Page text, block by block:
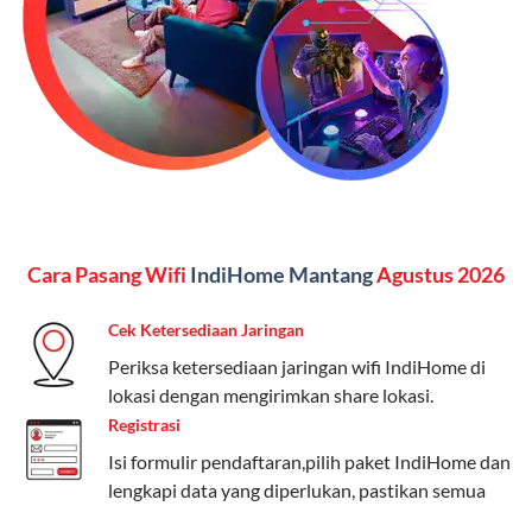
Kelebihan:Paket lengkap untuk pengguna yang
menginginkan internet, komunikasi, dan hiburan
(streaming & TV) dalam satu paket.
Paket Dynamic IP
keluarga, nelpon & SMS semua operator, dan akses
Kelebihan:
Cocok untuk pengguna yang membutuhkan
koneksi internet cepat dan stabil dengan fleksibilitas
kuota. Pilihan harga bervariasi sesuai kebutuhan.
Telkomsel One menyediakan pilihan paket yang
beragam, mulai dari paket hemat hingga premium.
Cara Pasang Wifi IndiHome MantangAgustus 2026
Cek Ketersediaan Jaringan
Periksa ketersediaan jaringan wifi IndiHome di
lokasi dengan mengirimkan share lokasi.
Registrasi
Isi formulir pendaftaran,pilih paket IndiHome dan
lengkapi data yang diperlukan, pastikan semua